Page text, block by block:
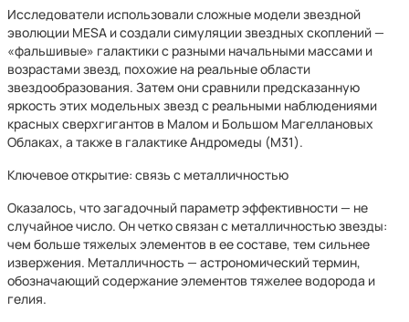
Исследователи использовали сложные модели звездной
эволюции MESA и создали симуляции звездных скоплений —
«фальшивые» галактики с разными начальными массами и
возрастами звезд, похожие на реальные области
звездообразования. Затем они сравнили предсказанную
яркость этих модельных звезд с реальными наблюдениями
красных сверхгигантов в Малом и Большом Магеллановых
Облаках, а также в галактике Андромеды (М31).
Ключевое открытие: связь с металличностью
Оказалось, что загадочный параметр эффективности — не
случайное число. Он четко связан с металличностью звезды:
чем больше тяжелых элементов в ее составе, тем сильнее
извержения. Металличность — астрономический термин,
обозначающий содержание элементов тяжелее водорода и
гелия.